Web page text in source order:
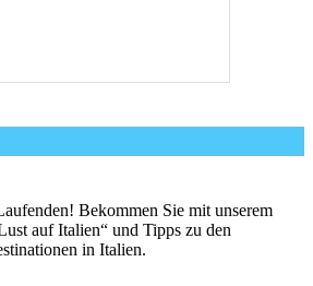
Bekommen Sie mit unserem
auf Italien“ und Tipps zu den
in Italien.